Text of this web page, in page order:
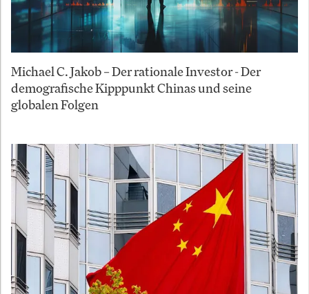
Michael C. Jakob – Der rationale Investor - Der
demografische Kipppunkt Chinas und seine
globalen Folgen